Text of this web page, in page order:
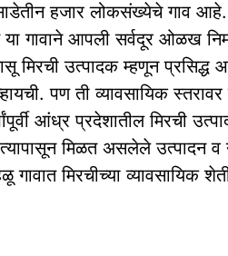
हजार लोकसंख्येचे गाव
गावाने आपली सर्वदूर ओळख
मिरची उत्पादक म्हणून
पण ती व्यावसायिक स्तरावर
आंध्र प्रदेशातील मिरची
मिळत असलेले उत्पादन व
मिरचीच्या व्यावसायिक